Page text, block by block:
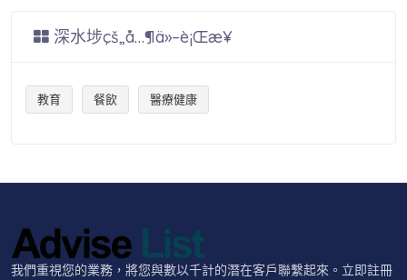
深水埗çš„å…¶ä»–è¡Œæ¥­
教育 餐飲 醫療健康
我們重視您的業務，將您與數以千計的潛在客戶聯繫起來。立即註冊